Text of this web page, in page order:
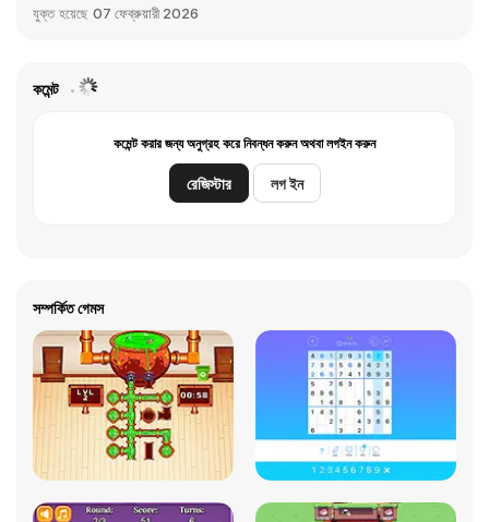
যুক্ত হয়েছে 07 ফেব্রুয়ারী 2026
কমেন্ট
কমেন্ট করার জন্য অনুগ্রহ করে নিবন্ধন করুন অথবা লগইন করুন
রেজিস্টার লগ ইন
সম্পর্কিত গেমস